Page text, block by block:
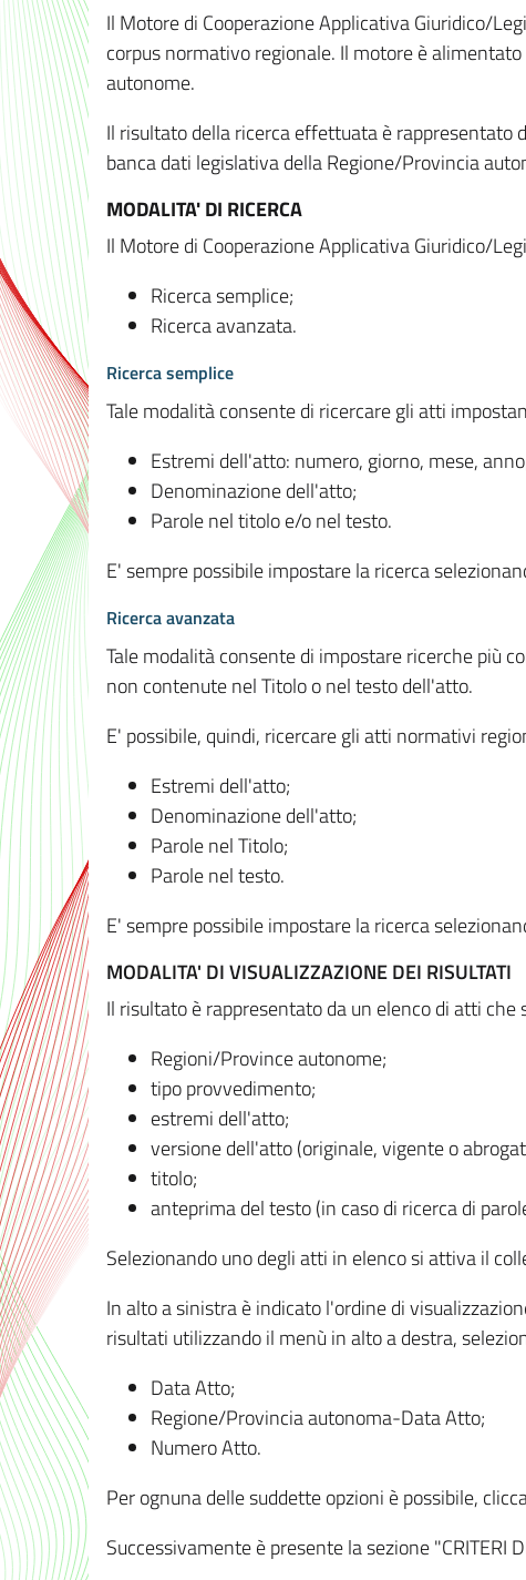
Il Motore di Cooperazione Applicativa Giuridico/
corpus normativo regionale. Il motore è
autonome.
Il risultato della ricerca effettuata è rappresentato
banca dati legislativa della Regione/Provincia
MODALITA' DI RICERCA
Il Motore di Cooperazione Applicativa Giuridico/
Ricerca semplice;
Ricerca avanzata.
Ricerca semplice
Tale modalità consente di ricercare gli atti
Estremi dell'atto: numero, giorno, mese,
Denominazione dell'atto;
Parole nel titolo e/o nel testo.
E' sempre possibile impostare la ricerca
Ricerca avanzata
Tale modalità consente di impostare ricerche più
non contenute nel Titolo o nel testo dell'atto.
E' possibile, quindi, ricercare gli atti normativi
Estremi dell'atto;
Denominazione dell'atto;
Parole nel Titolo;
Parole nel testo.
E' sempre possibile impostare la ricerca
MODALITA' DI VISUALIZZAZIONE DEI RISULTATI
Il risultato è rappresentato da un elenco di atti
Regioni/Province autonome;
tipo provvedimento;
estremi dell'atto;
versione dell'atto (originale, vigente o
titolo;
anteprima del testo (in caso di ricerca di
Selezionando uno degli atti in elenco si attiva il
In alto a sinistra è indicato l'ordine di
risultati utilizzando il menù in alto a destra,
Data Atto;
Regione/Provincia autonoma-Data Atto;
Numero Atto.
Per ognuna delle suddette opzioni è possibile,
Successivamente è presente la sezione "CRITERI